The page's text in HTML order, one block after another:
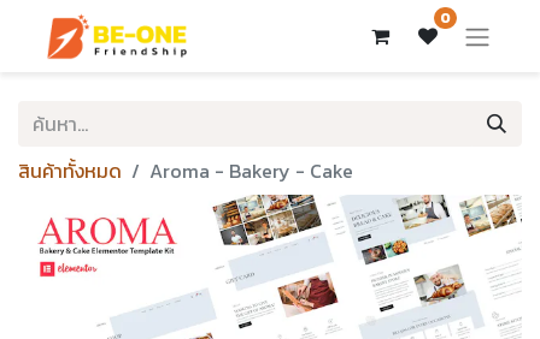
0
สินค้าทั้งหมด Aroma - Bakery - Cake